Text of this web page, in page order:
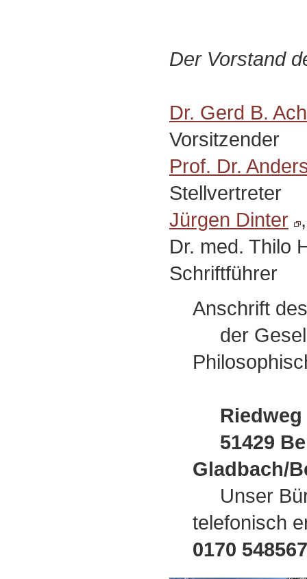
Der Vorstand
Dr. Gerd B.
Vorsitzender
Prof. Dr.
Stellvertreter
Jürgen Dinter
Dr. med. Thilo
Schriftführer
Anschrift
der
51429
Unser
telefonisch
0170